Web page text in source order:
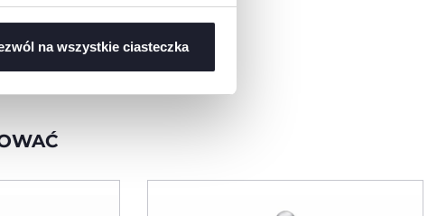
na wszystkie ciasteczka